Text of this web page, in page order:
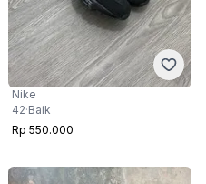
Nike
42·Baik
Rp 550.000